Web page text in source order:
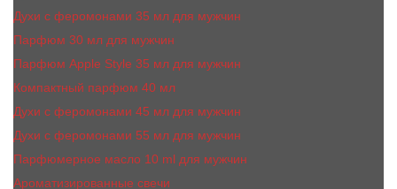
Духи с феромонами 35 мл для мужчин
Парфюм 30 мл для мужчин
Парфюм Apple Style 35 мл для мужчин
Компактный парфюм 40 мл
Духи с феромонами 45 мл для мужчин
Духи с феромонами 55 мл для мужчин
Парфюмерное масло 10 ml для мужчин
Ароматизированные свечи